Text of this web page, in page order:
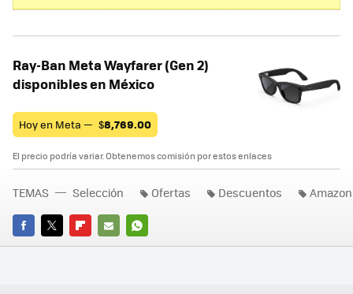
Ray-Ban Meta Wayfarer (Gen 2)
disponibles en México
Hoy en Meta — $8,769.00
El precio podría variar. Obtenemos comisión por estos enlaces
FACEBOOK
TWITTERFLIPBOARD
E-
WHATSAPP
TEMAS Selección Ofertas Descuentos